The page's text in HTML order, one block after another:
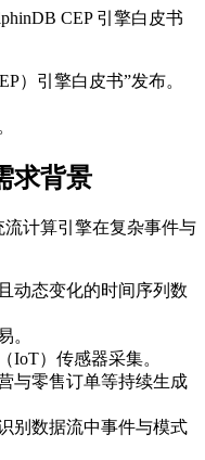
CEP 引擎白皮书
）引擎白皮书”发布。
求背景
计算引擎在复杂事件与
动态变化的时间序列数
。
IoT）传感器采集。
与零售订单等持续生成
别数据流中事件与模式